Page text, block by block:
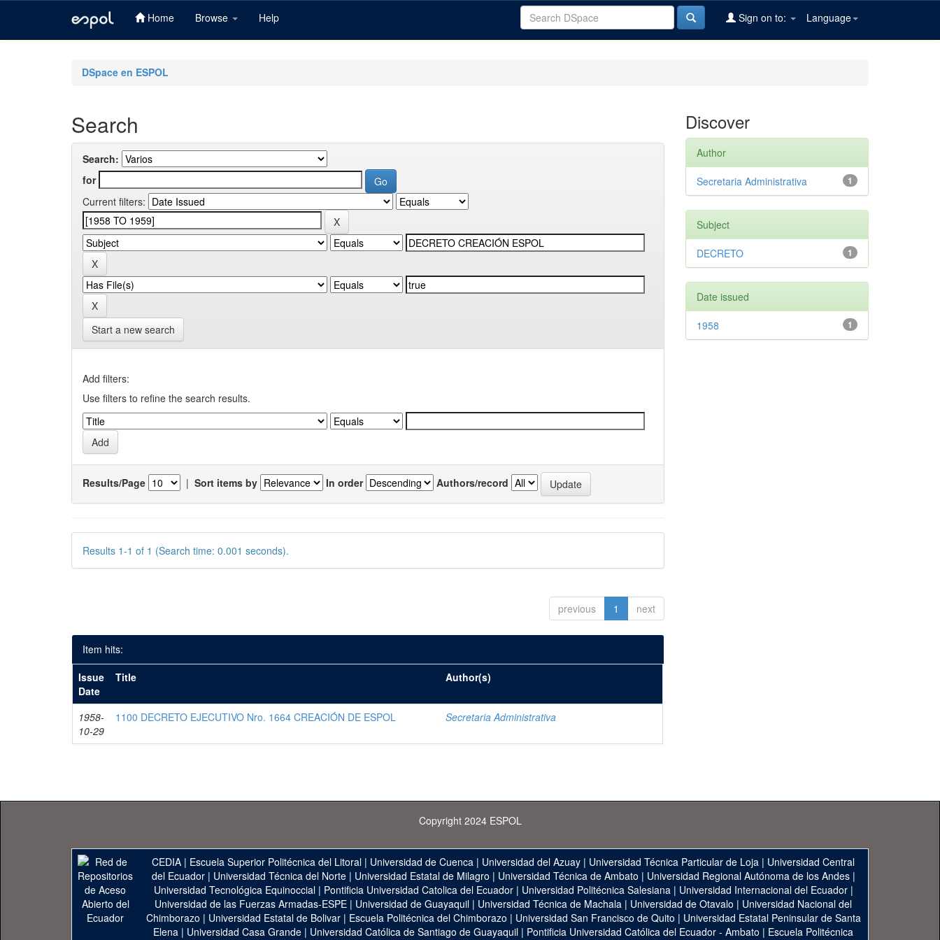
Home Browse Help Language
Sign on to:
DSpace en ESPOL
Search
Search:
for
Current filters:
Start a new search
Add filters:
Use filters to refine the search results.
Results/Page | Sort items by In order Authors/record
Results 1-1 of 1 (Search time: 0.001 seconds).
previous 1 next
Item hits:
Issue
Date
Title Author(s)
1958-
10-29
1100 DECRETO EJECUTIVO Nro. 1664 CREACIÓN DE ESPOL Secretaria Administrativa
Discover
Author
1
Secretaria Administrativa
Subject
1
DECRETO
Date issued
1
1958
Copyright 2024 ESPOL
CEDIA | Escuela Superior Politécnica del Litoral | Universidad de Cuenca | Universidad del Azuay | Universidad Técnica Particular de Loja | Universidad Central
del Ecuador| Universidad Técnica del Norte| Universidad Estatal de Milagro | Universidad Técnica de Ambato | Universidad Regional Autónoma de los Andes|
Universidad Tecnológica Equinoccial| Pontificia Universidad Catolica del Ecuador| Universidad Politécnica Salesiana| Universidad Internacional del Ecuador|
Universidad de las Fuerzas Armadas-ESPE | Universidad de Guayaquil | Universidad Técnica de Machala | Universidad de Otavalo | Universidad Nacional del
Chimborazo | Universidad Estatal de Bolivar| Escuela Politécnica del Chimborazo | Universidad San Francisco de Quito | Universidad Estatal Peninsular de Santa
Elena | Universidad Casa Grande | Universidad Católica de Santiago de Guayaquil | Pontificia Universidad Católica del Ecuador - Ambato | Escuela Politécnica